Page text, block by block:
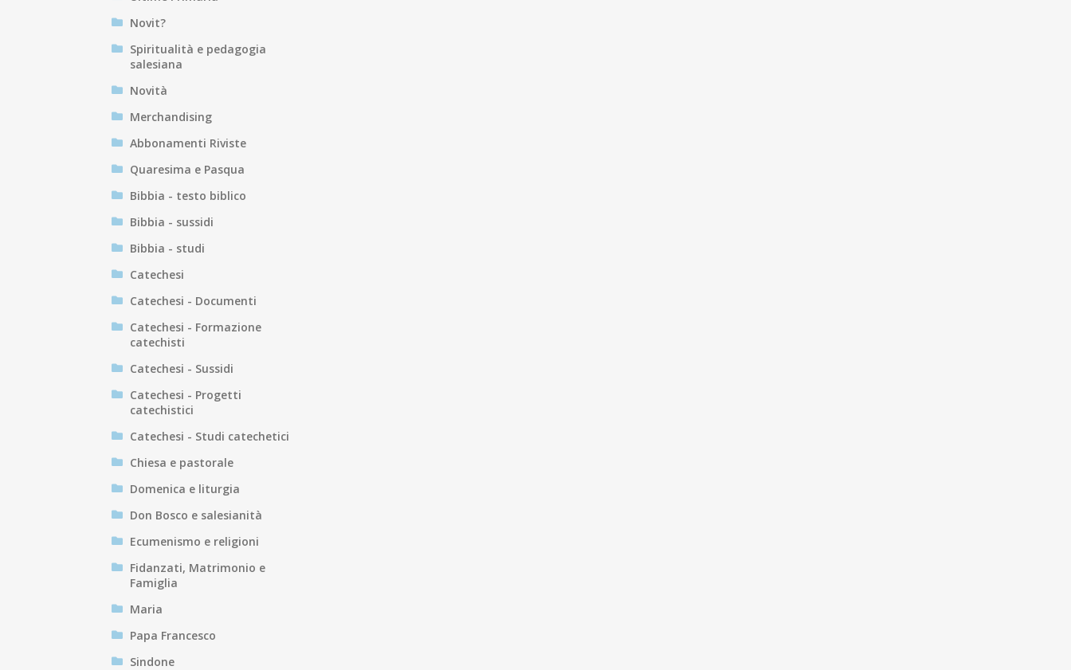
Novit?
Spiritualità e pedagogia
salesiana
Novità
Merchandising
Abbonamenti Riviste
Quaresima e Pasqua
Bibbia - testo biblico
Bibbia - sussidi
Bibbia - studi
Catechesi
Catechesi - Documenti
Catechesi - Formazione
catechisti
Catechesi - Sussidi
Catechesi - Progetti
catechistici
Catechesi - Studi catechetici
Chiesa e pastorale
Domenica e liturgia
Don Bosco e salesianità
Ecumenismo e religioni
Fidanzati, Matrimonio e
Famiglia
Maria
Papa Francesco
Sindone